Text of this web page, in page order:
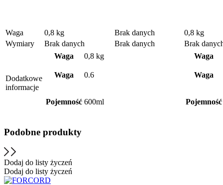
Waga 0,8 kg Brak danych
0,8 kg
Wymiary
Brak danych Brak danych Brak
Dodatkowe
informacje
Waga 0,8 kg
Waga 0.6
Pojemność 600ml
Waga
Waga
Pojemność
Podobne produkty
Dodaj do listy życzeń
Dodaj do listy życzeń